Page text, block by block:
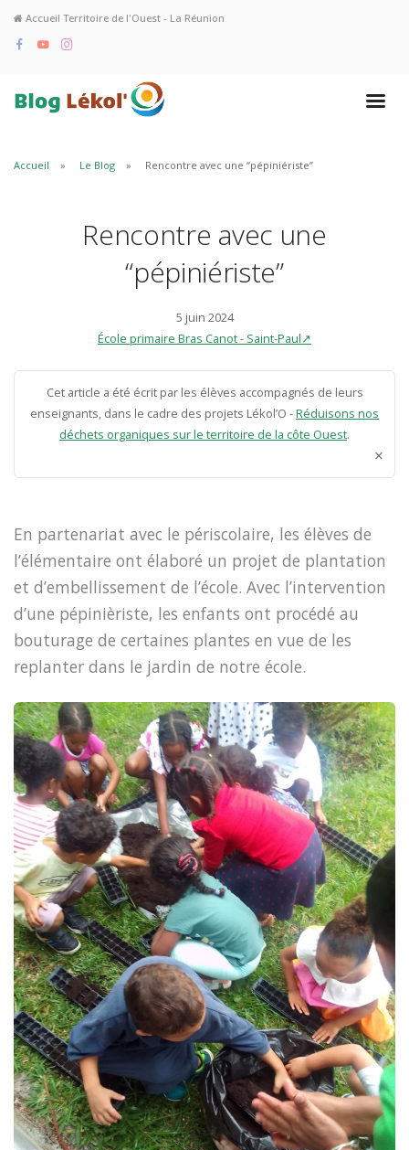
Accueil Territoire de l'Ouest - La Réunion
Accueil Le Blog Rencontre avec une “pépiniériste”
Rencontre avec une
“pépiniériste”
5 juin 2024
École primaire Bras Canot - Saint-Paul↗
Cet article a été écrit par les élèves accompagnés de leurs
enseignants, dans le cadre des projets Lékol’O -Réduisons nos
déchets organiques sur le territoire de la côte Ouest.
×
En partenariat avec le périscolaire, les élèves de
l’élémentaire ont élaboré un projet de plantation
et d’embellissement de l’école. Avec l’intervention
d’une pépinièriste, les enfants ont procédé au
bouturage de certaines plantes en vue de les
replanter dans le jardin de notre école.